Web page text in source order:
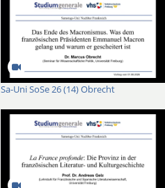
Sa-Uni SoSe 26 (14) Obrecht